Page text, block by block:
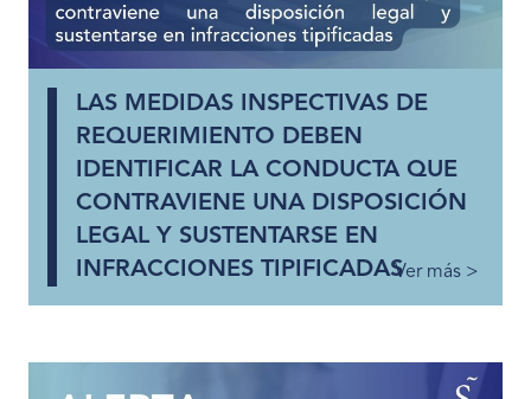
LAS MEDIDAS INSPECTIVAS DE
REQUERIMIENTO DEBEN
IDENTIFICAR LA CONDUCTA QUE
CONTRAVIENE UNA DISPOSICIÓN
LEGAL Y SUSTENTARSE EN
INFRACCIONES TIPIFICADASVer más >